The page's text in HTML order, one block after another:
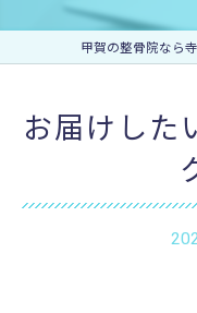
甲賀の整骨院なら
お届けした